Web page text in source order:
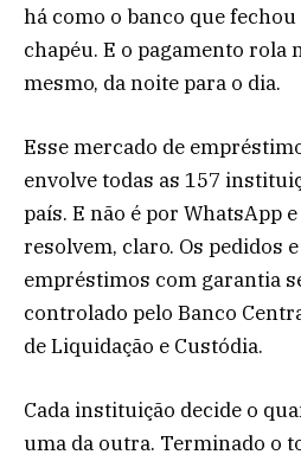
há como o banco que
chapéu. E o pagamento rola
mesmo, da noite para o dia.
Esse mercado de
envolve todas as 157
país. E não é por WhatsApp
resolvem, claro. Os pedidos
empréstimos com garantia
controlado pelo Banco
de Liquidação e Custódia.
Cada instituição decide o
uma da outra. Terminado o